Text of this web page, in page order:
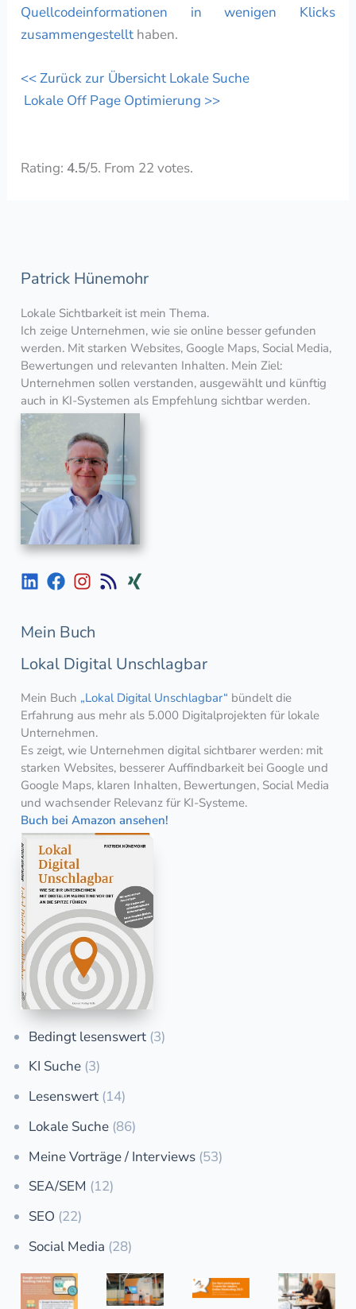
Quellcodeinformationen in wenigen Klicks
zusammengestellt haben.
<< Zurück zur Übersicht Lokale Suche
Lokale Off Page Optimierung >>
Rating: 4.5/5. From 22 votes.
Patrick Hünemohr
Lokale Sichtbarkeit ist mein Thema.
Ich zeige Unternehmen, wie sie online besser gefunden
werden. Mit starken Websites, Google Maps, Social Media,
Bewertungen und relevanten Inhalten. Mein Ziel:
Unternehmen sollen verstanden, ausgewählt und künftig
auch in KI-Systemen als Empfehlung sichtbar werden.
Mein Buch
Lokal Digital Unschlagbar
Mein Buch „Lokal Digital Unschlagbar“ bündelt die
Erfahrung aus mehr als 5.000 Digitalprojekten für lokale
Unternehmen.
Es zeigt, wie Unternehmen digital sichtbarer werden: mit
starken Websites, besserer Auffindbarkeit bei Google und
Google Maps, klaren Inhalten, Bewertungen, Social Media
und wachsender Relevanz für KI-Systeme.
Buch bei Amazon ansehen!
Bedingt lesenswert (3)
KI Suche (3)
Lesenswert (14)
Lokale Suche (86)
Meine Vorträge / Interviews (53)
SEA/SEM (12)
SEO (22)
Social Media (28)